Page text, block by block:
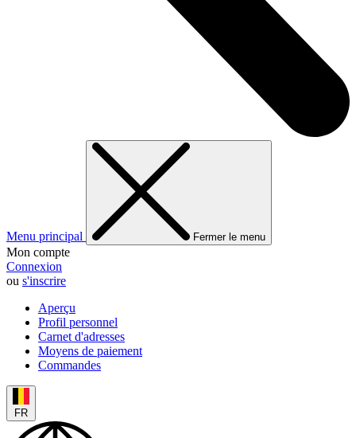
Menu principal Fermer le menu
Mon compte
Connexion
ou s'inscrire
Aperçu
Profil personnel
Carnet d'adresses
Moyens de paiement
Commandes
FR